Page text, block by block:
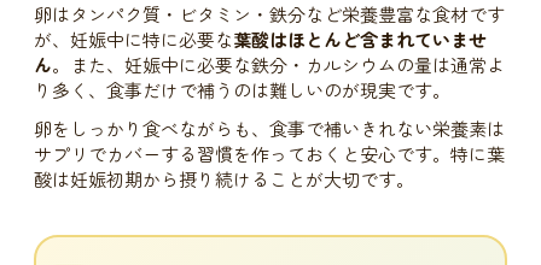
卵はタンパク質・ビタミン・鉄分など栄養豊富な食材です
が、妊娠中に特に必要な葉酸はほとんど含まれていませ
ん。また、妊娠中に必要な鉄分・カルシウムの量は通常よ
り多く、食事だけで補うのは難しいのが現実です。
卵をしっかり食べながらも、食事で補いきれない栄養素は
サプリでカバーする習慣を作っておくと安心です。特に葉
酸は妊娠初期から摂り続けることが大切です。